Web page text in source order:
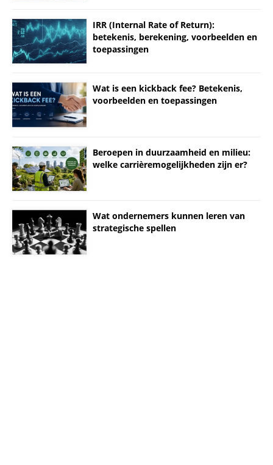
IRR (Internal Rate of Return):
betekenis, berekening, voorbeelden en
toepassingen
Wat is een kickback fee? Betekenis,
voorbeelden en toepassingen
Beroepen in duurzaamheid en milieu:
welke carrièremogelijkheden zijn er?
Wat ondernemers kunnen leren van
strategische spellen